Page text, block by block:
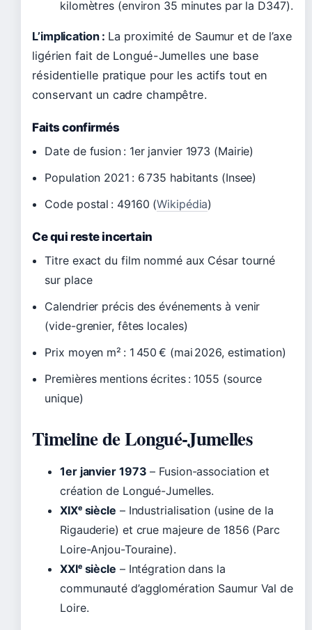
kilomètres (environ 35 minutes par la D347).
L’implication : La proximité de Saumur et de l’axe
ligérien fait de Longué-Jumelles une base
résidentielle pratique pour les actifs tout en
conservant un cadre champêtre.
Faits confirmés
Date de fusion : 1er janvier 1973 (Mairie)
Population 2021 : 6 735 habitants (Insee)
Code postal : 49160 (Wikipédia)
Ce qui reste incertain
Titre exact du film nommé aux César tourné
sur place
Calendrier précis des événements à venir
(vide-grenier, fêtes locales)
Prix moyen m² : 1 450 € (mai 2026, estimation)
Premières mentions écrites : 1055 (source
unique)
Timeline de Longué-Jumelles
1er janvier 1973 – Fusion-association et
création de Longué-Jumelles.
XIXᵉ siècle – Industrialisation (usine de la
Rigauderie) et crue majeure de 1856 (Parc
Loire-Anjou-Touraine).
XXIᵉ siècle – Intégration dans la
communauté d’agglomération Saumur Val de
Loire.